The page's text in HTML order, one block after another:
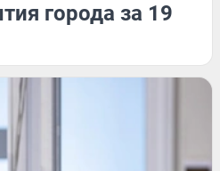
города за 19